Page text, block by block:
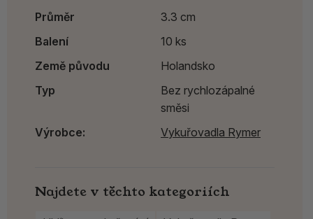
Průměr
3.3 cm
Balení
10 ks
Země původu
Holandsko
Typ
Bez rychlozápalné
směsi
Výrobce:
Vykuřovadla Rymer
Najdete v těchto kategoriích